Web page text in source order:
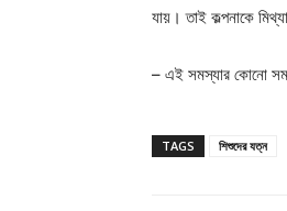
যায়। তাই কল্পনাকে
– এই সমস্যার কোনো
TAGS শিশুদের যত্ন